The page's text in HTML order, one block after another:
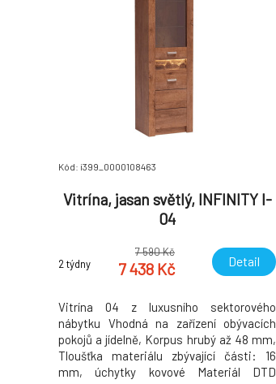
Kód: i399_0000108463
Vitrína, jasan světlý, INFINITY I-
04
2 týdny
7 590 Kč
7 438 Kč Detail
Vitrína 04 z luxusního sektorového
nábytku Vhodná na zařízení obývacích
pokojů a jídelně, Korpus hrubý až 48 mm,
Tloušťka materiálu zbývající části: 16
mm, úchytky kovové Materiál DTD